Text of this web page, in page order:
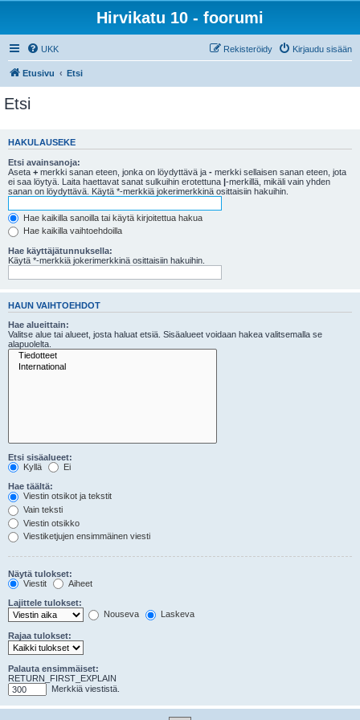
Hirvikatu 10 - foorumi
UKK Kirjaudu sisään
Rekisteröidy
Etusivu Etsi
Etsi
HAKULAUSEKE
Etsi avainsanoja:
Aseta + merkki sanan eteen, jonka on löydyttävä ja - merkki sellaisen sanan eteen, jota
ei saa löytyä. Laita haettavat sanat sulkuihin erotettuna |-merkillä, mikäli vain yhden
sanan on löydyttävä. Käytä *-merkkiä jokerimerkkinä osittaisiin hakuihin.
Hae kaikilla sanoilla tai käytä kirjoitettua hakua
Hae kaikilla vaihtoehdoilla
Hae käyttäjätunnuksella:
Käytä *-merkkiä jokerimerkkinä osittaisiin hakuihin.
HAUN VAIHTOEHDOT
Hae alueittain:
Valitse alue tai alueet, josta haluat etsiä. Sisäalueet voidaan hakea valitsemalla se
alapuolelta.
Etsi sisäalueet:
Kyllä
Ei
Hae täältä:
Viestin otsikot ja tekstit
Vain teksti
Viestin otsikko
Viestiketjujen ensimmäinen viesti
Näytä tulokset:
Viestit
Aiheet
Lajittele tulokset:
Nouseva
Laskeva
Rajaa tulokset:
Palauta ensimmäiset:
RETURN_FIRST_EXPLAIN
Merkkiä viestistä.